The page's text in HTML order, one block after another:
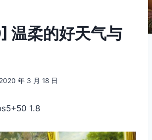
温柔的好天气与
2020 年 3 月 18 日
1.8